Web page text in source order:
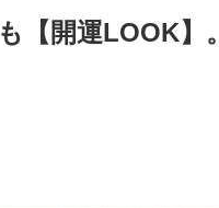
【開運LOOK】。